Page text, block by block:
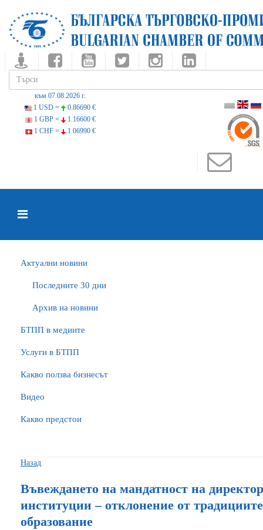
към 07.08.2026 г.
1 USD =
0.86690 €
1 GBP =
1.16600 €
1 CHF =
1.06990 €
Актуални новини
Последните 30 дни
Архив на новини
БTПП в медиите
Услуги в БТПП
Какво ползва бизнесът
Видео
Какво предстои
Назад
Въвеждането на мандатност на
институции – отклонение от
образование